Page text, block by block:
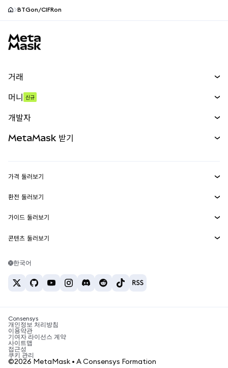
BTGon/CIFRon
거래
무기한 선물
실물자산
머니 신규
개발자
MetaMask Connect
Snaps
웹3 서비스
MetaMask 받기
보안
고객 지원
채용
가격 둘러보기
이더리움 가격
솔라나 가격
테더 가격
환전 둘러보기
ETH를 USD로 환전
USDT를 INR로 환전
BTC를 INR로 환전
ETH를 USDT로 환전
가이드 둘러보기
ETH 매수
USDT 매수
SHIB 매수
BNB 매수
콘텐츠 둘러보기
솔라나 지갑
암호화폐 세금 뉴스
암호화폐 매수 방법
비트코인 매도 방법
한국어
Consensys
개인정보 처리방침
이용약관
기여자 라이선스 계약
사이트맵
접근성
쿠키 관리
©2026 MetaMask • A Consensys Formation